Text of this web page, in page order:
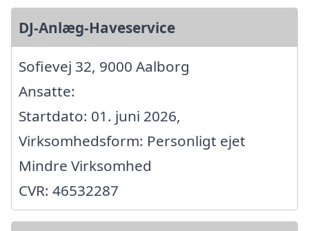
DJ-Anlæg-Haveservice
Sofievej 32, 9000 Aalborg
Ansatte:
Startdato: 01. juni 2026,
Virksomhedsform: Personligt ejet
Mindre Virksomhed
CVR: 46532287